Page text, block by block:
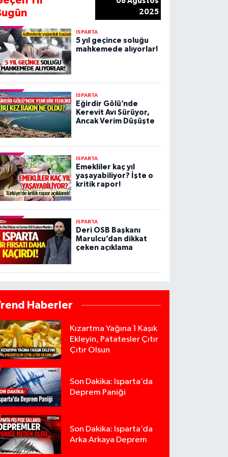
2025
ISPARTA
5 yıl geçince soluğu
mahkemede alıyorlar!
ISPARTA
Eğirdir Gölü’nde
Kerevit Avı Sürüyor,
Ancak Verim Düşüşte
ISPARTA
Emekliler kaç yıl
yaşayabiliyor? İşte o
kritik rapor!
ISPARTA
Deri OSB Başkanı
Marulcu’dan dikkat
çeken açıklama
Haberler
Kızartma Yağına 1 Kaşık
Ekleyin, Patatesler Çıtır
Çıtır Olsun
Son Dakika: Isparta’da
Deprem Paniği
Son Dakika: Isparta’da
Arka Arkaya Deprem